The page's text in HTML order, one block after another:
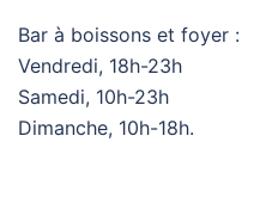
Bar à boissons et foyer :
Vendredi, 18h-23h
Samedi, 10h-23h
Dimanche, 10h-18h.